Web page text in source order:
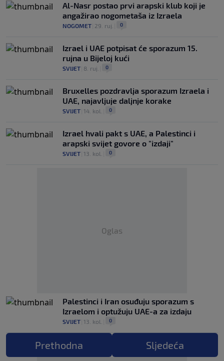
Al-Nasr postao prvi arapski klub koji je
angažirao nogometaša iz Izraela
NOGOMET 29. ruj. 0
Izrael i UAE potpisat će sporazum 15.
rujna u Bijeloj kući
SVIJET 8. ruj. 0
Bruxelles pozdravlja sporazum Izraela i
UAE, najavljuje daljnje korake
SVIJET 14. kol. 0
Izrael hvali pakt s UAE, a Palestinci i
arapski svijet govore o "izdaji"
SVIJET 13. kol. 0
Oglas
Palestinci i Iran osuđuju sporazum s
Izraelom i optužuju UAE-a za izdaju
SVIJET 13. kol. 0
Prethodna Sljedeća